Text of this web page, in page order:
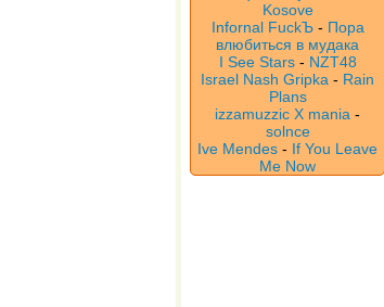
Kosove
Infornal FuckЪ- Пора
влюбиться в мудака
I See Stars- NZT48
Israel Nash Gripka - Rain
Plans
izzamuzzic X mania -
solnce
Ive Mendes - If You Leave
Me Now